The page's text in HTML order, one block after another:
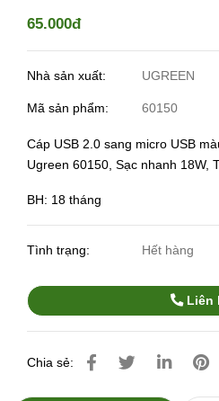
65.000đ
Nhà sản xuất: UGREEN
Mã sản phẩm: 60150
Cáp USB 2.0 sang micro USB
Ugreen 60150, Sạc nhanh 18W,
BH: 18 tháng
Tình trạng: Hết hàng
Liên
Chia sẻ: